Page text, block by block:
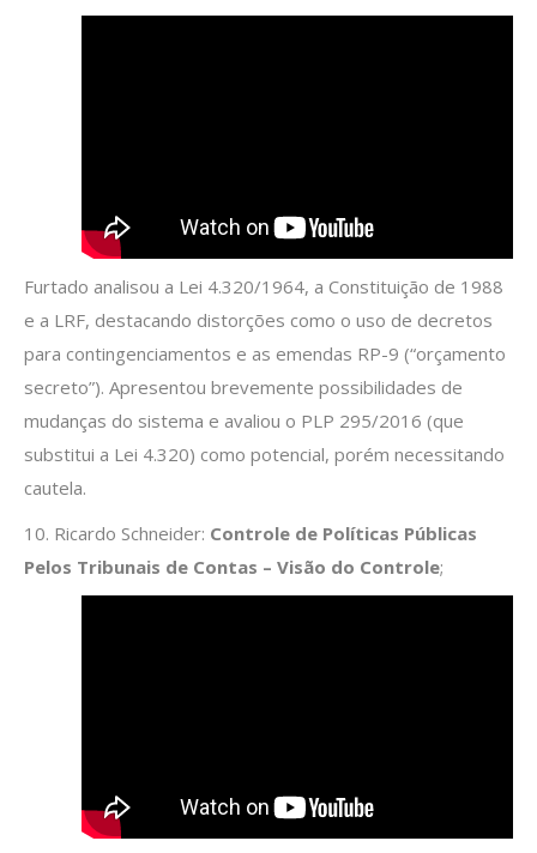
Furtado analisou a Lei 4.320/1964, a Constituição de 1988
e a LRF, destacando distorções como o uso de decretos
para contingenciamentos e as emendas RP-9 (“orçamento
secreto”). Apresentou brevemente possibilidades de
mudanças do sistema e avaliou o PLP 295/2016 (que
substitui a Lei 4.320) como potencial, porém necessitando
cautela.
10. Ricardo Schneider: Controle de Políticas Públicas
Pelos Tribunais de Contas – Visão do Controle;